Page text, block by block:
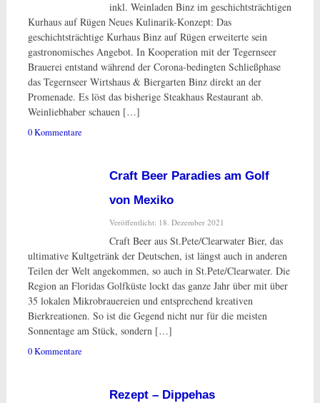
inkl. Weinladen Binz im geschichtsträchtigen
Kurhaus auf Rügen Neues Kulinarik-Konzept: Das
geschichtsträchtige Kurhaus Binz auf Rügen erweiterte sein
gastronomisches Angebot. In Kooperation mit der Tegernseer
Brauerei entstand während der Corona-bedingten Schließphase
das Tegernseer Wirtshaus & Biergarten Binz direkt an der
Promenade. Es löst das bisherige Steakhaus Restaurant ab.
Weinliebhaber schauen […]
0 Kommentare
Craft Beer Paradies am Golf
von Mexiko
Veröffentlicht: 18. Dezember 2021
Craft Beer aus St.Pete/Clearwater Bier, das
ultimative Kultgetränk der Deutschen, ist längst auch in anderen
Teilen der Welt angekommen, so auch in St.Pete/Clearwater. Die
Region an Floridas Golfküste lockt das ganze Jahr über mit über
35 lokalen Mikrobrauereien und entsprechend kreativen
Bierkreationen. So ist die Gegend nicht nur für die meisten
Sonnentage am Stück, sondern […]
0 Kommentare
Rezept – Dippehas